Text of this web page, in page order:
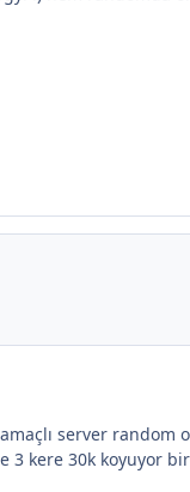
server random
kere 30k koyuyor